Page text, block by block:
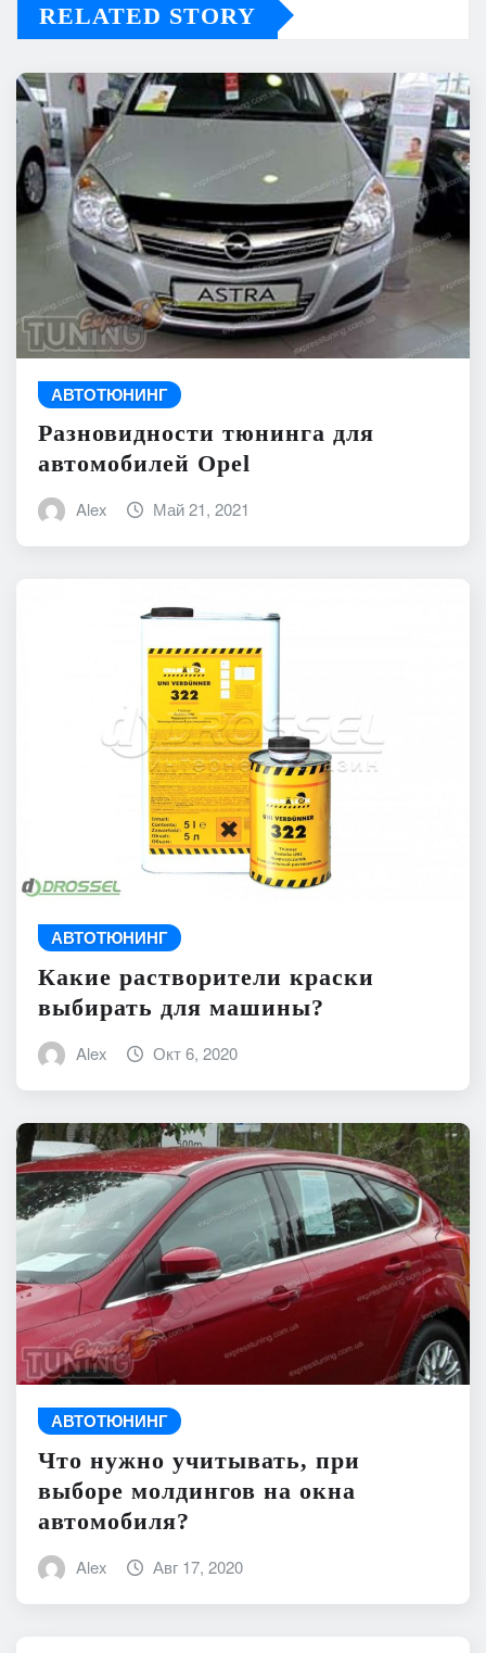
RELATED STORY
АВТОТЮНИНГ
Разновидности тюнинга для
автомобилей Opel
Alex Май 21, 2021
АВТОТЮНИНГ
Какие растворители краски
выбирать для машины?
Alex Окт 6, 2020
АВТОТЮНИНГ
Что нужно учитывать, при
выборе молдингов на окна
автомобиля?
Alex Авг 17, 2020